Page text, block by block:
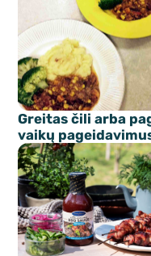
Greitas čili arba
vaikų